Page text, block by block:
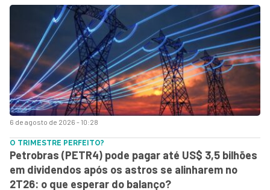
6 de agosto de 2026 - 10:28
O TRIMESTRE PERFEITO?
Petrobras (PETR4) pode pagar até US$ 3,5 bilhões
em dividendos após os astros se alinharem no
2T26: o que esperar do balanço?